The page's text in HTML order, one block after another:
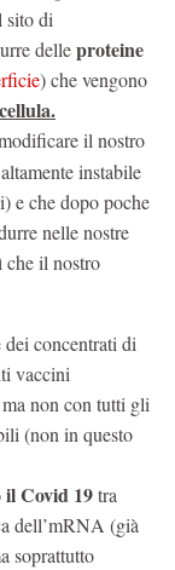
sito di
delleproteine
) che vengono
il nostro
instabile
e che dopo poche
nelle nostre
che il nostro
dei concentrati di
vaccini
non con tutti gli
(non in questo
Covid 19tra
dell’mRNA (già
soprattutto